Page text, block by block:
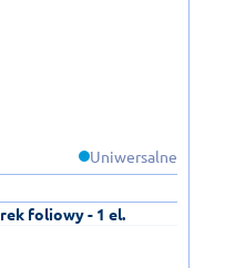
Uniwersalne
foliowy - 1 el.